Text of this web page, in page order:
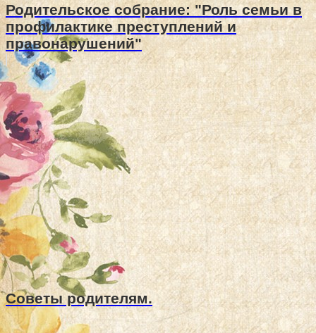
Родительское собрание: "Роль семьи в
профилактике преступлений и
правонарушений"
Советы родителям.